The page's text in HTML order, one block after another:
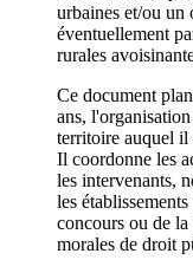
urbaines et/ou un
éventuellement
rurales
Ce document
ans,
territoire auquel il
Il coordonne les
les intervenants,
les
concours ou de
morales de droit